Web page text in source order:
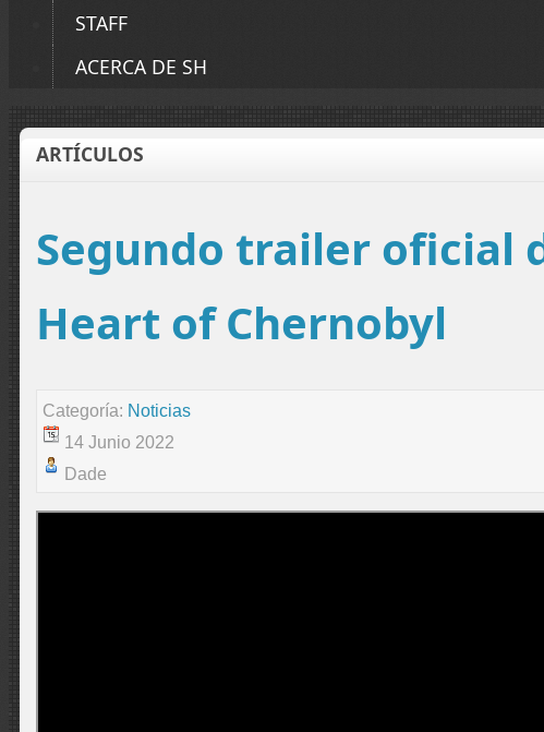
STAFF
ACERCA DE SH
ARTÍCULOS
Segundo trailer oficial
Heart of Chernobyl
Categoría: Noticias
14 Junio 2022
Dade